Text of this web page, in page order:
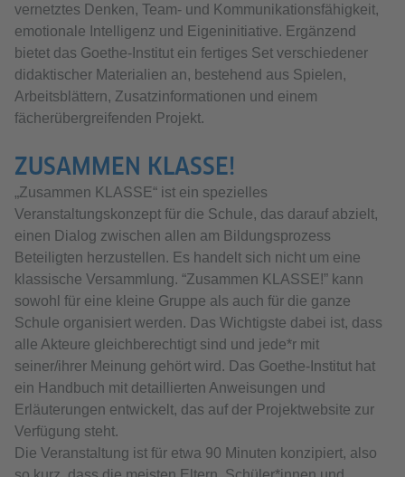
vernetztes Denken, Team- und Kommunikationsfähigkeit,
emotionale Intelligenz und Eigeninitiative. Ergänzend
bietet das Goethe-Institut ein fertiges Set verschiedener
didaktischer Materialien an, bestehend aus Spielen,
Arbeitsblättern, Zusatzinformationen und einem
fächerübergreifenden Projekt.
ZUSAMMEN KLASSE!
„Zusammen KLASSE“ ist ein spezielles
Veranstaltungskonzept für die Schule, das darauf abzielt,
einen Dialog zwischen allen am Bildungsprozess
Beteiligten herzustellen. Es handelt sich nicht um eine
klassische Versammlung. “Zusammen KLASSE!” kann
sowohl für eine kleine Gruppe als auch für die ganze
Schule organisiert werden. Das Wichtigste dabei ist, dass
alle Akteure gleichberechtigt sind und jede*r mit
seiner/ihrer Meinung gehört wird. Das Goethe-Institut hat
ein Handbuch mit detaillierten Anweisungen und
Erläuterungen entwickelt, das auf der Projektwebsite zur
Verfügung steht.
Die Veranstaltung ist für etwa 90 Minuten konzipiert, also